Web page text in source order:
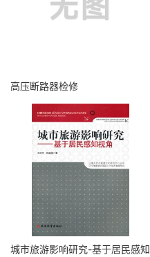
高压断路器检修
城市旅游影响研究-基于居民感知